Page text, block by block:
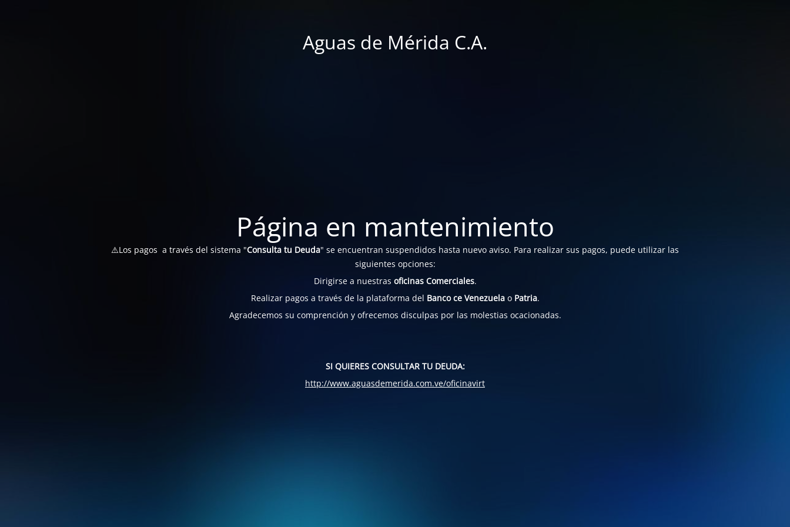
Aguas de Mérida C.A.
Página en mantenimiento
⚠️Los pagos a través del sistema "Consulta tu Deuda" se encuentran suspendidos hasta nuevo aviso. Para realizar sus pagos, puede utilizar las
siguientes opciones:
Dirigirse a nuestras oficinas Comerciales.
Realizar pagos a través de la plataforma del Banco ce Venezuelao Patria.
Agradecemos su comprención y ofrecemos disculpas por las molestias ocacionadas.
SI QUIERES CONSULTAR TU DEUDA:
http://www.aguasdemerida.com.ve/oficinavirt